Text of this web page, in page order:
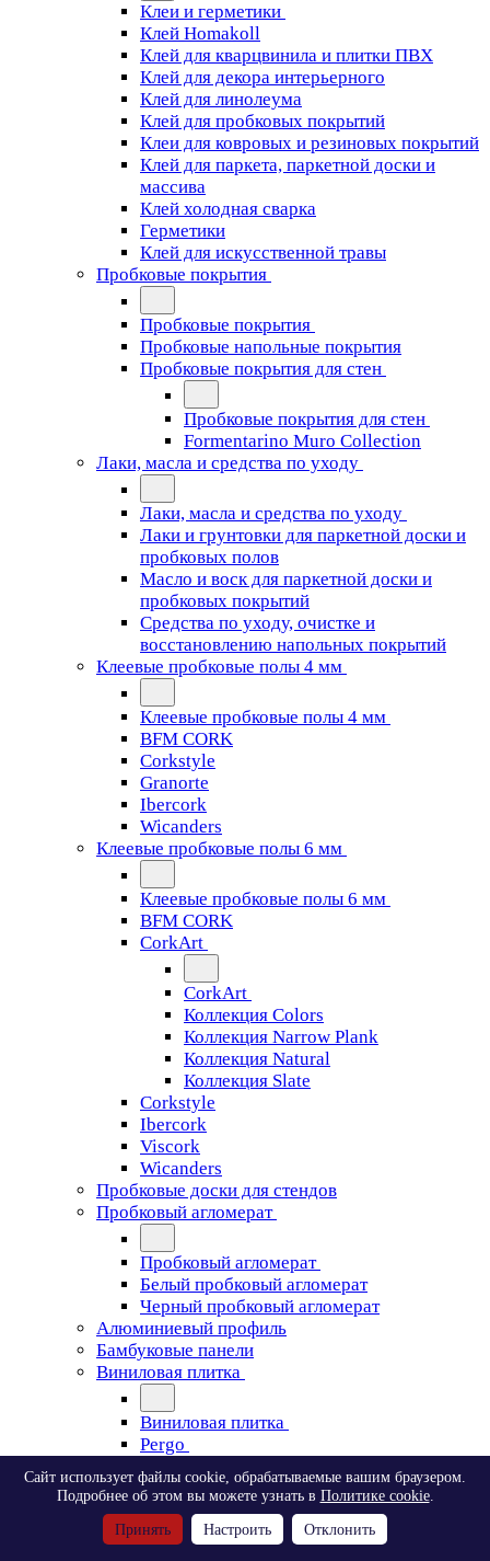
Клеи и герметики
Клей Homakoll
Клей для кварцвинила и плитки ПВХ
Клей для декора интерьерного
Клей для линолеума
Клей для пробковых покрытий
Клеи для ковровых и резиновых покрытий
Клей для паркета, паркетной доски и
массива
Клей холодная сварка
Герметики
Клей для искусственной травы
Пробковые покрытия
Пробковые покрытия
Пробковые напольные покрытия
Пробковые покрытия для стен
Пробковые покрытия для стен
Formentarino Muro Collection
Лаки, масла и средства по уходу
Лаки, масла и средства по уходу
Лаки и грунтовки для паркетной доски и
пробковых полов
Масло и воск для паркетной доски и
пробковых покрытий
Средства по уходу, очистке и
восстановлению напольных покрытий
Клеевые пробковые полы 4 мм
Клеевые пробковые полы 4 мм
BFM CORK
Corkstyle
Granorte
Ibercork
Wicanders
Клеевые пробковые полы 6 мм
Клеевые пробковые полы 6 мм
BFM CORK
CorkArt
CorkArt
Коллекция Colors
Коллекция Narrow Plank
Коллекция Natural
Коллекция Slate
Corkstyle
Ibercork
Viscork
Wicanders
Пробковые доски для стендов
Пробковый агломерат
Пробковый агломерат
Белый пробковый агломерат
Черный пробковый агломерат
Алюминиевый профиль
Бамбуковые панели
Виниловая плитка
Виниловая плитка
Pergo
Pergo
Classic Plank Optimum Glue
Modern Plank Optimum Glue
Сайт использует файлы cookie, обрабатываемые вашим браузером.
Подробнее об этом вы можете узнать в Политике cookie.
Принять Настроить Отклонить